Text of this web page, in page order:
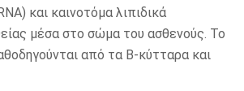
και καινοτόμα λιπιδικά
μέσα στο σώμα του ασθενούς. Το
από τα Β-κύτταρα και